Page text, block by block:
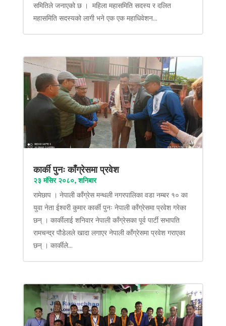
समितिले जनाएको छ । महिला महासमिति सदस्य र दलित
महासमिति सदस्यको लागी भने एक एक महाधिवेशन...
कार्की पुनः काँग्रेसमा प्रवेश
२३ मंसिर २०८०, शनिबार
रामेछाप । नेपाली काँग्रेस मन्थली नगरपालिका वडा नम्बर १० का
युवा नेता ईश्वरी कुमार कार्की पुनः नेपाली काँग्रेसमा प्रवेश गरेका
छन् । कार्कीलाई शनिवार नेपाली काँग्रेसका पूर्व पार्टी सभापति
रामचन्द्र पौडेलले खादा लगाएर नेपाली काँग्रेसमा प्रवेश गराएका
छन् । कार्कीले...